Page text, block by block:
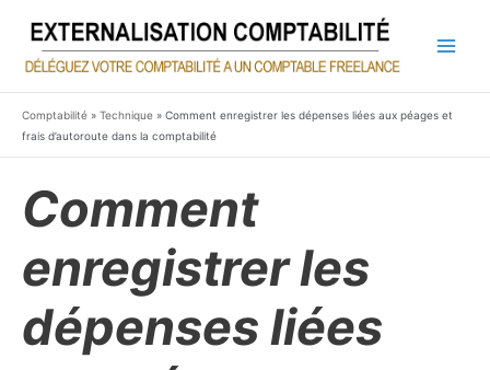
contenu
Comptabilité » Technique » Comment enregistrer les dépenses liées aux péages et
frais d’autoroute dans la comptabilité
Comment
enregistrer les
dépenses liées